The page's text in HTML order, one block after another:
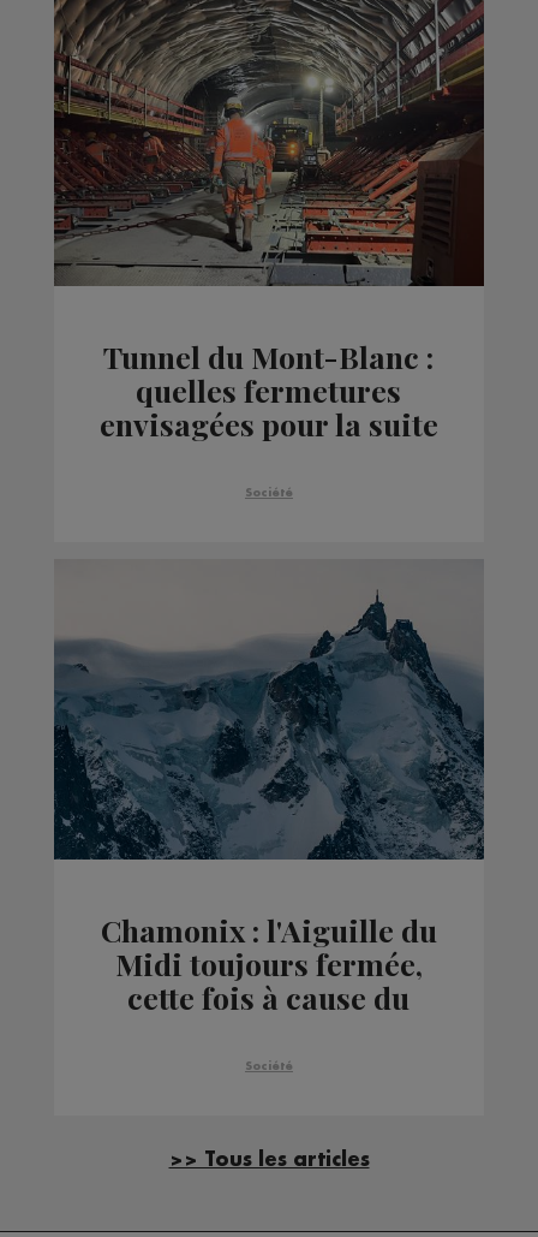
Tunnel du Mont-Blanc :
quelles fermetures
envisagées pour la suite
Société
Chamonix : l'Aiguille du
Midi toujours fermée,
cette fois à cause du
Société
>> Tous les articles